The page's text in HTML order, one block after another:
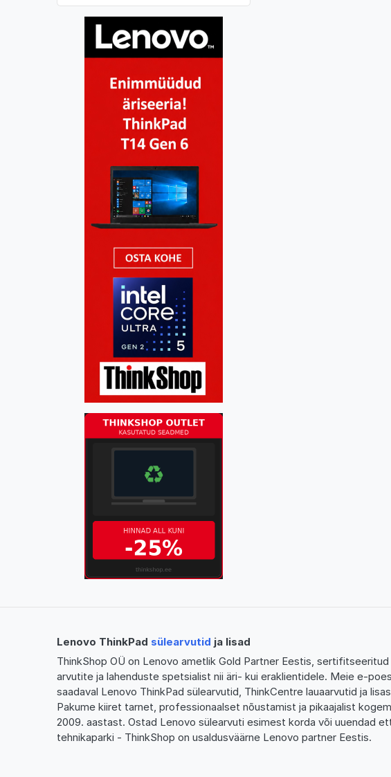
Lenovo ThinkPad sülearvutid ja lisad
ThinkShop OÜ on Lenovo ametlik Gold Partner Eestis,
arvutite ja lahenduste spetsialist nii äri- kui eraklientidele. Meie e-
saadaval Lenovo ThinkPad sülearvutid, ThinkCentre lauaarvutid ja
Pakume kiiret tarnet, professionaalset nõustamist ja pikaajalist
2009. aastast. Ostad Lenovo sülearvuti esimest korda või uuendad
tehnikaparki - ThinkShop on usaldusväärne Lenovo partner Eestis.